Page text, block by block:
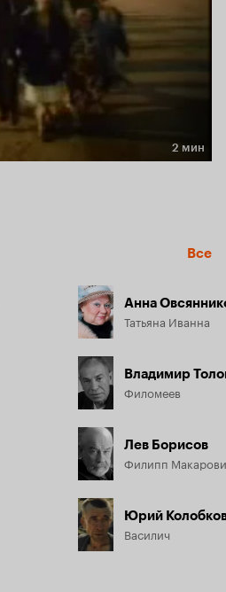
2 мин
Все
Анна
Татьяна Иванна
Владимир
Филомеев
Лев Борисов
Филипп
Юрий
Василич